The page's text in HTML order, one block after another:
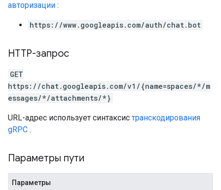
авторизации :
https://www.googleapis.com/auth/chat.bot
HTTP-запрос
GET
https://chat.googleapis.com/v1/{name=spaces/*/m
essages/*/attachments/*}
URL-адрес использует синтаксис транскодирования
gRPC .
Параметры пути
Параметры